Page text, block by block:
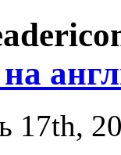
на
17th,